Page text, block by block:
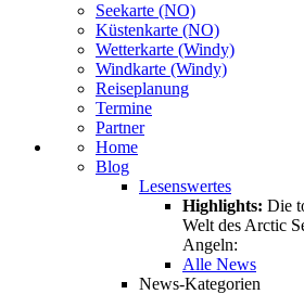
Seekarte (NO)
Küstenkarte (NO)
Wetterkarte (Windy)
Windkarte (Windy)
Reiseplanung
Termine
Partner
Home
Blog
Lesenswertes
Highlights: Die
Welt des Arctic
Angeln:
Alle News
News-Kategorien